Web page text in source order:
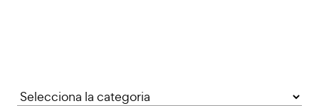
Categories